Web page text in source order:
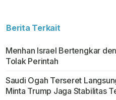
Berita Terkait
Menhan Israel Bertengkar
Tolak Perintah
Saudi Ogah Terseret
Minta Trump Jaga Stabilitas